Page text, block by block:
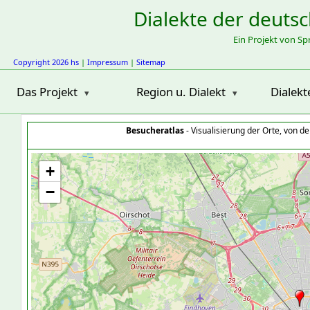
Dialekte der
Ein Projekt von
Copyright 2026 hs | Impressum | Sitemap
Das Projekt Region u. Dialekt
Besucheratlas- Visualisierung der Orte, von
+
−